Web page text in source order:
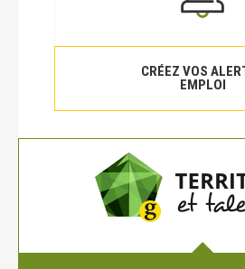
CRÉEZ VOS
EMPLOI